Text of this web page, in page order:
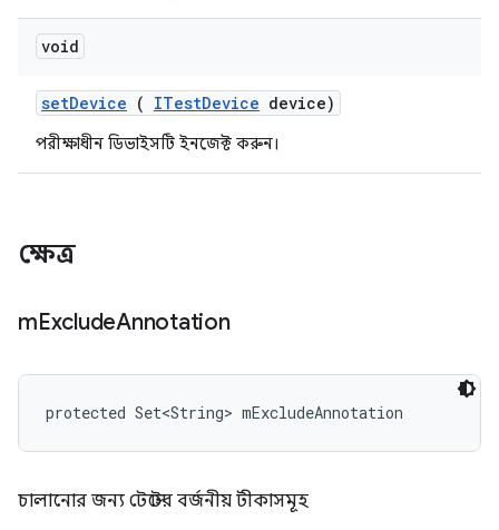
void
setDevice ( ITestDevice device)
পরীক্ষাধীন ডিভাইসটি ইনজেক্ট করুন।
ক্ষেত্র
mExcludeAnnotation
protected Set<String> mExcludeAnnotation
চালানোর জন্য টেস্টের বর্জনীয় টীকাসমূহ